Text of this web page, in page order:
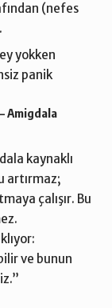
(nefes
yokken
panik
Amigdala
kaynaklı
artırmaz;
çalışır. Bu
ve bunun